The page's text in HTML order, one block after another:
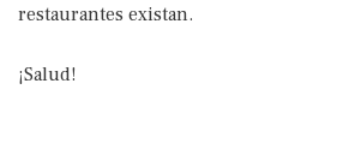
restaurantes existan.
¡Salud!